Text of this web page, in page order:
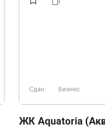
Сдан Бизнес
ЖК Aquatoria